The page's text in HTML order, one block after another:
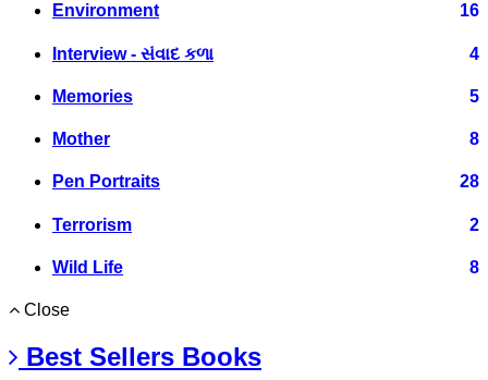
Environment 16
Interview - સંવાદ કળા 4
Memories 5
Mother 8
Pen Portraits 28
Terrorism 2
Wild Life 8
Close
Best Sellers Books